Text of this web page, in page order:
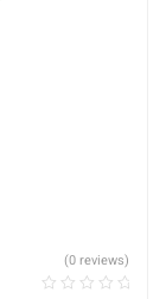
(0 reviews)